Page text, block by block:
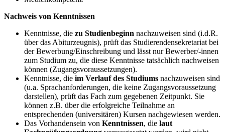
Nachweis von Kenntnissen
Kenntnisse, die zu Studienbeginn nachzuweisen sind (i.d.R.
über das Abiturzeugnis), prüft das Studierendensekretariat bei
der Bewerbung/Einschreibung und lässt nur Bewerber/-innen
zum Studium zu, die diese Kenntnisse tatsächlich nachweisen
können (Zugangsvoraussetzungen).
Kenntnisse, die im Verlauf des Studiums nachzuweisen sind
(u.a. Sprachanforderungen, die keine Zugangsvoraussetzung
darstellen), prüft das Fach zum gegebenen Zeitpunkt. Sie
können z.B. über die erfolgreiche Teilnahme an
entsprechenden (universitären) Kursen nachgewiesen werden.
Das Vorhandensein von Kenntnissen, die laut